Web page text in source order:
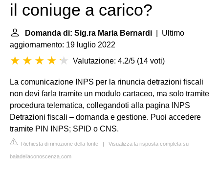
il coniuge a carico?
Domanda di: Sig.ra Maria Bernardi | Ultimo
aggiornamento: 19 luglio 2022
Valutazione: 4.2/5 (14 voti)
La comunicazione INPS per la rinuncia detrazioni fiscali
non devi farla tramite un modulo cartaceo, ma solo tramite
procedura telematica, collegandoti alla pagina INPS
Detrazioni fiscali – domanda e gestione. Puoi accedere
tramite PIN INPS; SPID o CNS.
Richiesta di rimozione della fonte | Visualizza la risposta completa su
baiadellaconoscenza.com